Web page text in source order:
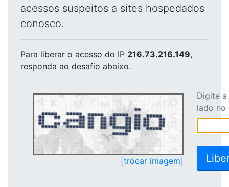
acessos suspeitos a sites hospedados
conosco.
Para liberar o acesso do IP 216.73.216.149,
responda ao desafio abaixo.
[trocar imagem]
Digite
lado no